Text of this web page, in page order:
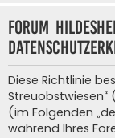
Forum
Diese Richtlinie
(im Folgenden
während Ihres